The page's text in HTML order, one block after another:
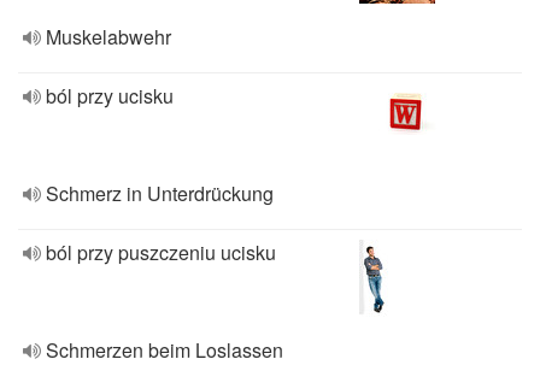
Muskelabwehr
ból przy ucisku
Schmerz in Unterdrückung
ból przy puszczeniu ucisku
Schmerzen beim Loslassen